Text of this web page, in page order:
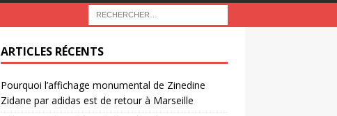
ARTICLES RÉCENTS
Pourquoi l’affichage monumental de Zinedine
Zidane par adidas est de retour à Marseille